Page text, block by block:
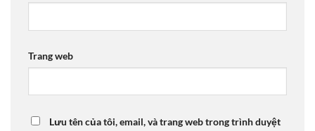
Trang web
Lưu tên của tôi, email, và trang web trong trình duyệt